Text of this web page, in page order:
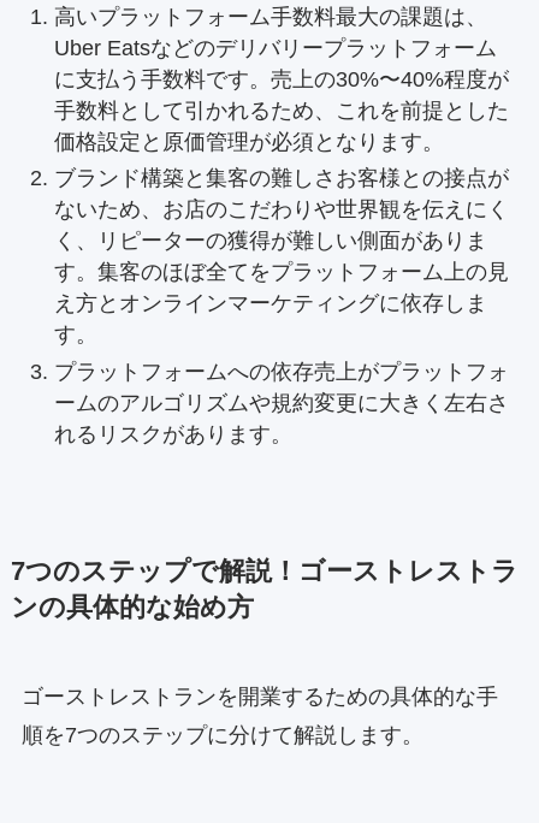
高いプラットフォーム手数料最大の課題は、
Uber Eatsなどのデリバリープラットフォーム
に支払う手数料です。売上の30%〜40%程度が
手数料として引かれるため、これを前提とした
価格設定と原価管理が必須となります。
ブランド構築と集客の難しさお客様との接点が
ないため、お店のこだわりや世界観を伝えにく
く、リピーターの獲得が難しい側面がありま
す。集客のほぼ全てをプラットフォーム上の見
え方とオンラインマーケティングに依存しま
す。
プラットフォームへの依存売上がプラットフォ
ームのアルゴリズムや規約変更に大きく左右さ
れるリスクがあります。
7つのステップで解説！ゴーストレストラ
ンの具体的な始め方
ゴーストレストランを開業するための具体的な手
順を7つのステップに分けて解説します。